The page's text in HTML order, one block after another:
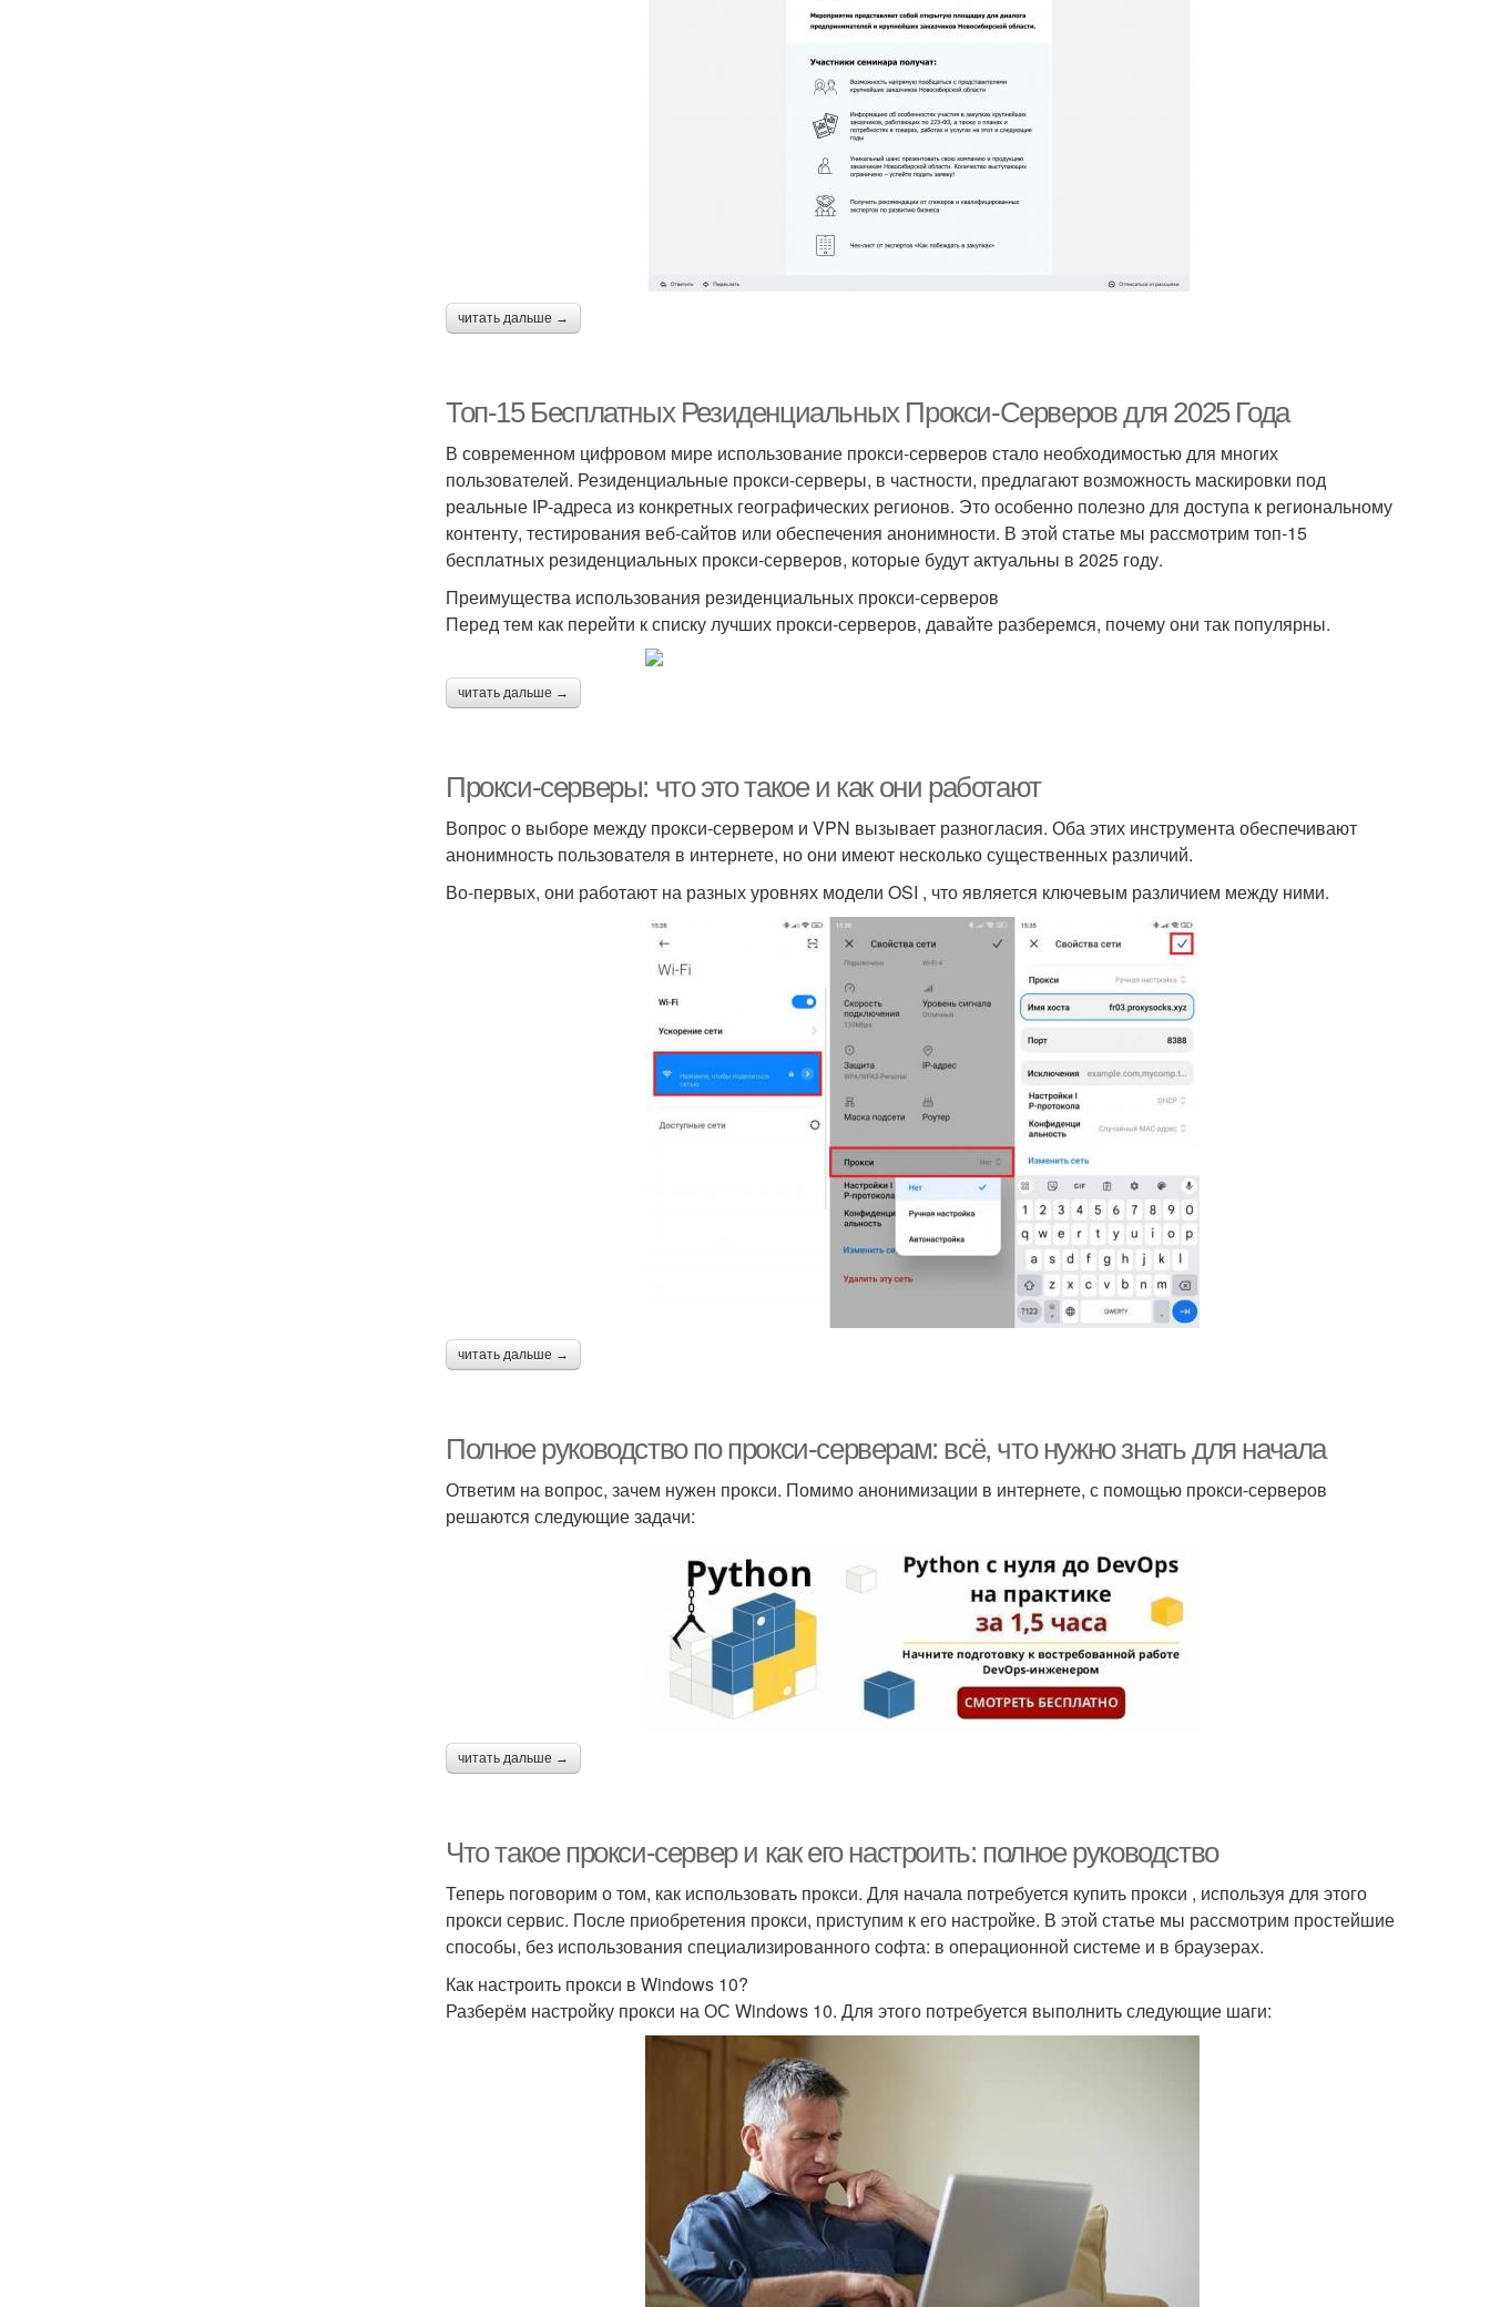
читать дальше →
Топ-15 Бесплатных Резиденциальных Прокси-Серверов для 2025 Года
В современном цифровом мире использование прокси-серверов стало необходимостью для многих
пользователей. Резиденциальные прокси-серверы, в частности, предлагают возможность маскировки под
реальные IP-адреса из конкретных географических регионов. Это особенно полезно для доступа к региональному
контенту, тестирования веб-сайтов или обеспечения анонимности. В этой статье мы рассмотрим топ-15
бесплатных резиденциальных прокси-серверов, которые будут актуальны в 2025 году.
Преимущества использования резиденциальных прокси-серверов
Перед тем как перейти к списку лучших прокси-серверов, давайте разберемся, почему они так популярны.
читать дальше →
Прокси-серверы: что это такое и как они работают
Вопрос о выборе между прокси-сервером и VPN вызывает разногласия. Оба этих инструмента обеспечивают
анонимность пользователя в интернете, но они имеют несколько существенных различий.
Во-первых, они работают на разных уровнях модели OSI , что является ключевым различием между ними.
читать дальше →
Полное руководство по прокси-серверам: всё, что нужно знать для начала
Ответим на вопрос, зачем нужен прокси. Помимо анонимизации в интернете, с помощью прокси-серверов
решаются следующие задачи:
читать дальше →
Что такое прокси-сервер и как его настроить: полное руководство
Теперь поговорим о том, как использовать прокси. Для начала потребуется купить прокси , используя для этого
прокси сервис. После приобретения прокси, приступим к его настройке. В этой статье мы рассмотрим простейшие
способы, без использования специализированного софта: в операционной системе и в браузерах.
Как настроить прокси в Windows 10?
Разберём настройку прокси на ОС Windows 10. Для этого потребуется выполнить следующие шаги: